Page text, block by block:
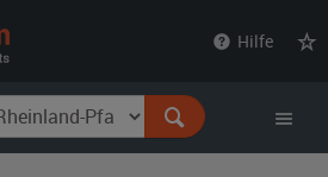
Hilfe